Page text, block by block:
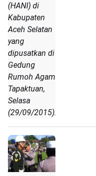
(HANI) di
Kabupaten
Aceh Selatan
yang
dipusatkan di
Gedung
Rumoh Agam
Tapaktuan,
Selasa
(29/09/2015).